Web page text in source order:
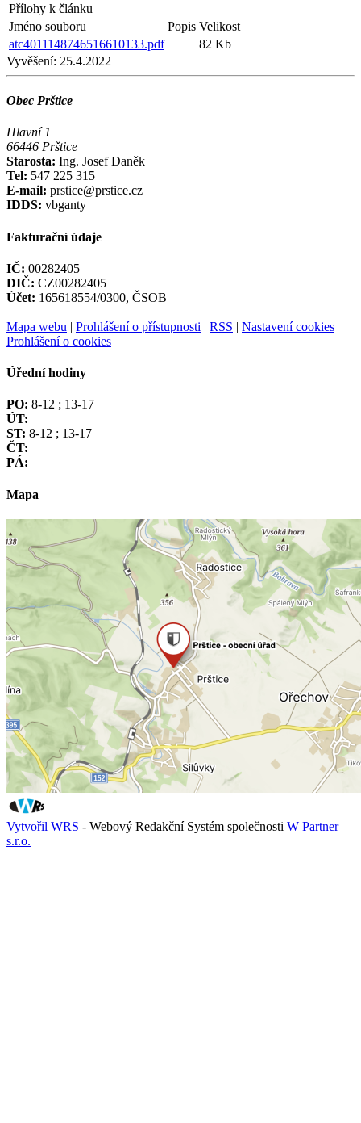
Přílohy k článku
Jméno souboru
Popis Velikost
atc4011148746516610133.pdf
82 Kb
Vyvěšení: 25.4.2022
Obec Prštice
Hlavní 1
66446 Prštice
Starosta: Ing. Josef Daněk
Tel: 547 225 315
E-mail: prstice@prstice.cz
IDDS: vbganty
Fakturační údaje
IČ: 00282405
DIČ: CZ00282405
Účet: 165618554/0300, ČSOB
Mapa webu | Prohlášení o přístupnosti | RSS | Nastavení cookies
Prohlášení o cookies
Úřední hodiny
PO: 8-12 ; 13-17
ÚT:
ST: 8-12 ; 13-17
ČT:
PÁ:
Mapa
Vytvořil WRS - Webový Redakční Systém společnosti W Partner
s.r.o.